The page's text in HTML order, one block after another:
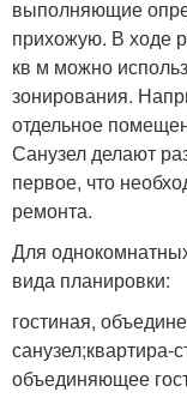
выполняющие
прихожую. В ходе
кв м можно
зонирования.
отдельное
Санузел делают
первое, что
ремонта.
Для
вида планировки:
гостиная,
санузел;квартира-
объединяющее